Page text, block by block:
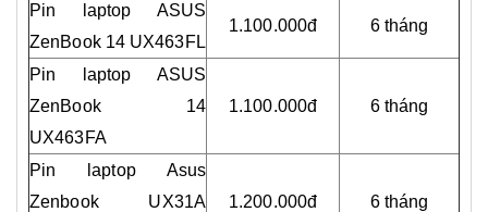
Pin laptop ASUS
ZenBook 14 UX463FL
1.100.000đ 6 tháng
Pin laptop ASUS
ZenBook 14
UX463FA
1.100.000đ 6 tháng
Pin laptop Asus
Zenbook UX31A
1.200.000đ 6 tháng